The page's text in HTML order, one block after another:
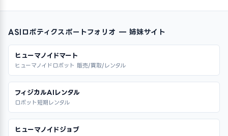
ASIロボティクスポートフォリオ — 姉妹サイト
ヒューマノイドマート
ヒューマノイドロボット 販売/買取/レンタル
フィジカルAIレンタル
ロボット短期レンタル
ヒューマノイドジョブ